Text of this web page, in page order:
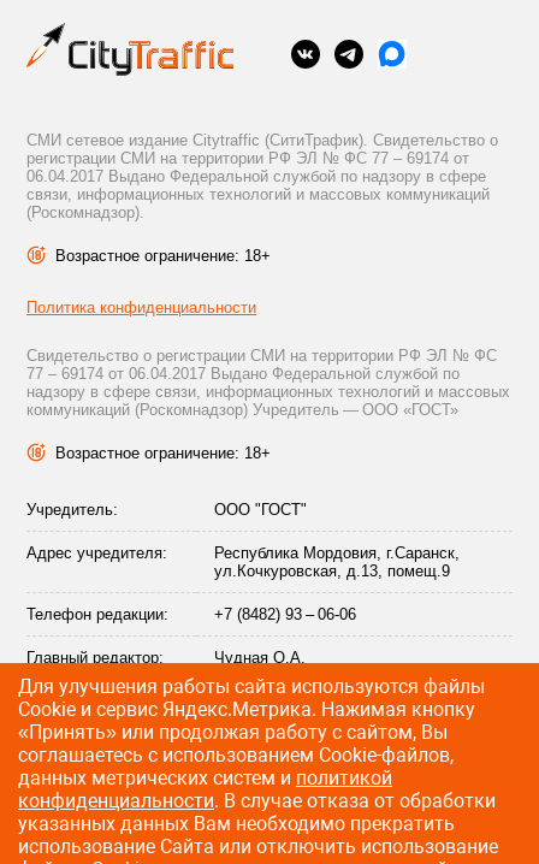
СМИ сетевое издание Citytraffic (СитиТрафик). Свидетельство о
регистрации СМИ на территории РФ ЭЛ № ФС 77 – 69174 от
06.04.2017 Выдано Федеральной службой по надзору в сфере
связи, информационных технологий и массовых коммуникаций
(Роскомнадзор).
Возрастное ограничение: 18+
Политика конфиденциальности
Свидетельство о регистрации СМИ на территории РФ ЭЛ № ФС
77 – 69174 от 06.04.2017 Выдано Федеральной службой по
надзору в сфере связи, информационных технологий и массовых
коммуникаций (Роскомнадзор) Учредитель — ООО «ГОСТ»
Возрастное ограничение: 18+
Учредитель: ООО "ГОСТ"
Адрес учредителя:
Республика Мордовия, г.Саранск,
ул.Кочкуровская, д.13, помещ.9
Телефон редакции: +7 (8482) 93 – 06-06
Главный редактор: Чудная О.А.
Адрес электронной
почты редакции:
info@citytraffic.ru
©2009—2026 CityTraffic — все права защищены
Разработка сайта:Лайт Информ
Для улучшения работы сайта используются файлы
Сookie и сервис Яндекс.Метрика. Нажимая кнопку
«Принять» или продолжая работу с сайтом, Вы
соглашаетесь с использованием Cookie-файлов,
данных метрических систем и политикой
конфиденциальности. В случае отказа от обработки
указанных данных Вам необходимо прекратить
использование Сайта или отключить использование